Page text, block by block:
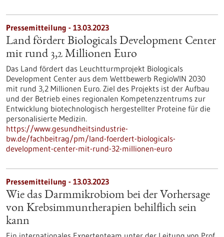
Pressemitteilung - 13.03.2023
Land fördert Biologicals Development Center
mit rund 3,2 Millionen Euro
Das Land fördert das Leuchtturmprojekt Biologicals
Development Center aus dem Wettbewerb RegioWIN 2030
mit rund 3,2 Millionen Euro. Ziel des Projekts ist der Aufbau
und der Betrieb eines regionalen Kompetenzzentrums zur
Entwicklung biotechnologisch hergestellter Proteine für die
personalisierte Medizin.
https://www.gesundheitsindustrie-
bw.de/fachbeitrag/pm/land-foerdert-biologicals-
development-center-mit-rund-32-millionen-euro
Pressemitteilung - 13.03.2023
Wie das Darmmikrobiom bei der Vorhersage
von Krebsimmuntherapien behilflich sein
kann